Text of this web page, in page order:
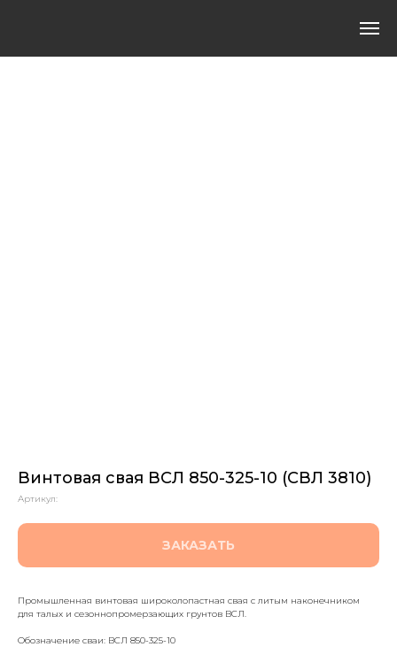
Винтовая свая ВСЛ 850-325-10 (СВЛ 3810)
Артикул:
ЗАКАЗАТЬ
Промышленная винтовая широколопастная свая с литым наконечником
для талых и сезоннопромерзающих грунтов ВСЛ.
Обозначение сваи: ВСЛ 850-325-10